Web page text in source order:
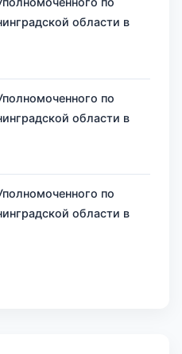
области в
по
области в
по
области в